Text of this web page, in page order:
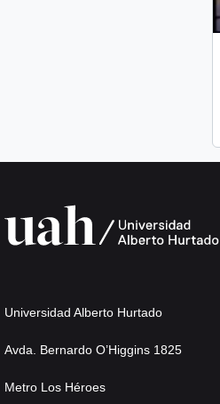
Universidad Alberto Hurtado
Avda. Bernardo O’Higgins 1825
Metro Los Héroes